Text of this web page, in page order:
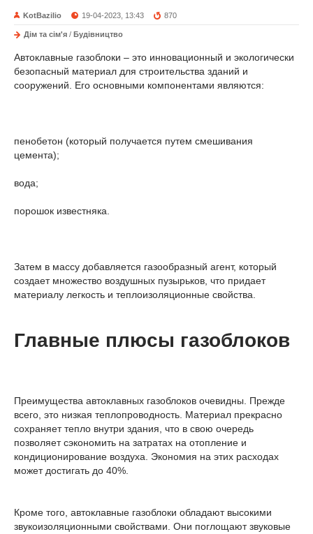
KotBazilio 19-04-2023, 13:43 870
Дім та сім'я / Будівництво
Автоклавные газоблоки – это инновационный и экологически
безопасный материал для строительства зданий и
сооружений. Его основными компонентами являются:
пенобетон (который получается путем смешивания
цемента);
вода;
порошок известняка.
Затем в массу добавляется газообразный агент, который
создает множество воздушных пузырьков, что придает
материалу легкость и теплоизоляционные свойства.
Главные плюсы газоблоков
Преимущества автоклавных газоблоков очевидны. Прежде
всего, это низкая теплопроводность. Материал прекрасно
сохраняет тепло внутри здания, что в свою очередь
позволяет сэкономить на затратах на отопление и
кондиционирование воздуха. Экономия на этих расходах
может достигать до 40%.
Кроме того, автоклавные газоблоки обладают высокими
звукоизоляционными свойствами. Они поглощают звуковые